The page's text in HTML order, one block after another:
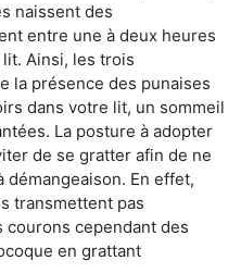
naissent des
entre une à deux heures
Ainsi, les trois
la présence des punaises
dans votre lit, un sommeil
La posture à adopter
de se gratter afin de ne
démangeaison. En effet,
transmettent pas
cependant des
en grattant